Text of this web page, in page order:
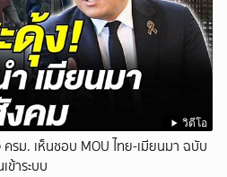
วิดีโอ
รม. เห็นชอบ MOU ไทย-เมียนมา ฉบับ
ข้าระบบ